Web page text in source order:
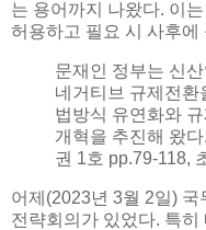
는 용어까지 나왔다. 이
허용하고 필요 시 사후에
문재인 정부는 신
네거티브 규제전환
법방식 유연화와
개혁을 추진해 왔
권 1호 pp.79-118,
어제(2023년 3월 2일) 국
전략회의가 있었다. 특